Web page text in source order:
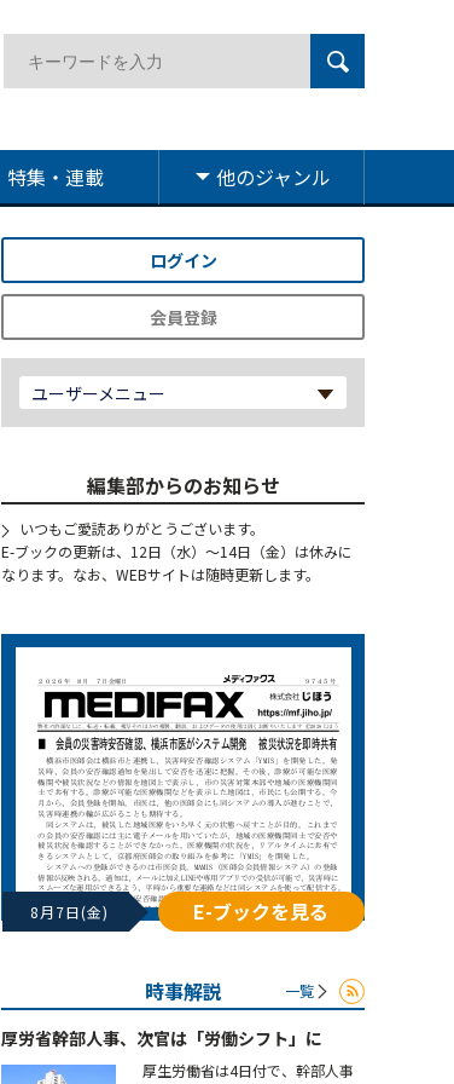
特集・連載 他のジャンル
ログイン
会員登録
ユーザーメニュー
編集部からのお知らせ
いつもご愛読ありがとうございます。
E-ブックの更新は、12日（水）～14日（金）は休みに
なります。なお、WEBサイトは随時更新します。
8月7日(金) E-ブックを見る
時事解説 一覧
厚労省幹部人事、次官は「労働シフト」に
厚生労働省は4日付で、幹部人事